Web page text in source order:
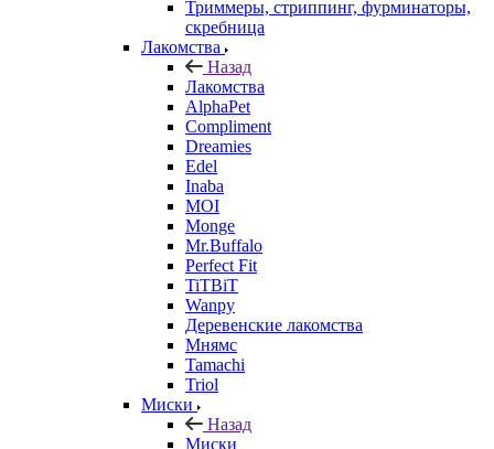
Триммеры, стриппинг, фурминаторы,
скребница
Лакомства
Назад
Лакомства
AlphaPet
Compliment
Dreamies
Edel
Inaba
MOI
Monge
Mr.Buffalo
Perfect Fit
TiTBiT
Wanpy
Деревенские лакомства
Мнямс
Tamachi
Triol
Миски
Назад
Миски